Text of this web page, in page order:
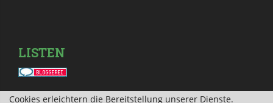
LISTEN
Cookies erleichtern die Bereitstellung unserer Dienste.